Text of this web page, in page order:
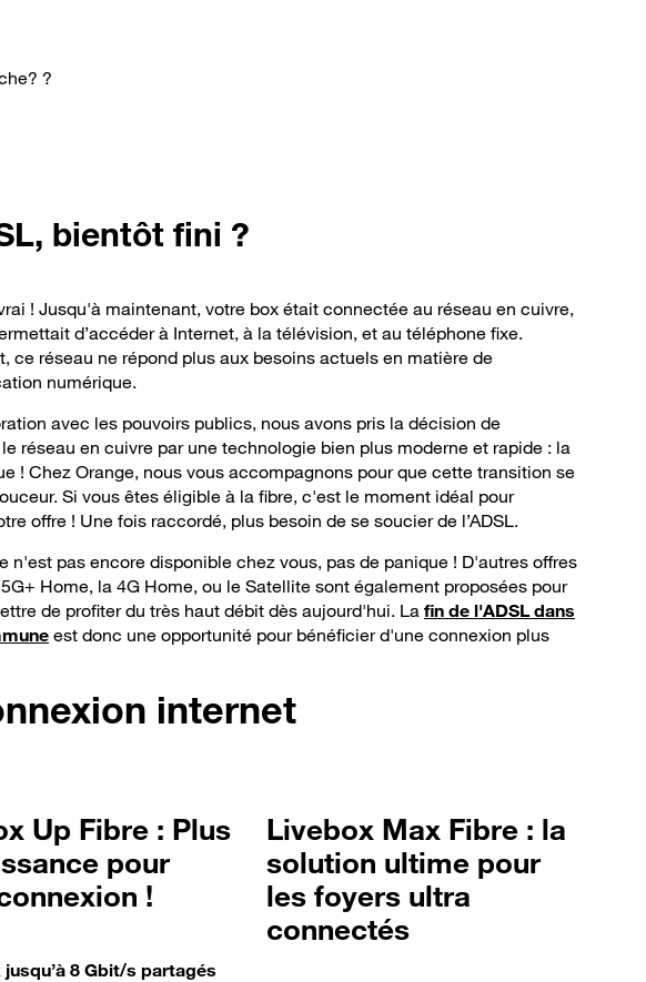
?
bientôt fini ?
! Jusqu'à maintenant, votre box était connectée au réseau en cuivre,
d’accéder à Internet, à la télévision, et au téléphone fixe.
ce réseau ne répond plus aux besoins actuels en matière de
numérique.
avec les pouvoirs publics, nous avons pris la décision de
réseau en cuivre par une technologie bien plus moderne et rapide : la
! Chez Orange, nous vous accompagnons pour que cette transition se
Si vous êtes éligible à la fibre, c'est le moment idéal pour
offre ! Une fois raccordé, plus besoin de se soucier de l’ADSL.
n'est pas encore disponible chez vous, pas de panique ! D'autres offres
Home, la 4G Home, ou le Satellite sont également proposées pour
de profiter du très haut débit dès aujourd'hui. La fin de l'ADSL dans
est donc une opportunité pour bénéficier d'une connexion plus
internet
Up Fibre : Plus
pour
!
jusqu’à 8 Gbit/s partagés
Livebox Max Fibre : la
solution ultime pour
les foyers ultra
connectés